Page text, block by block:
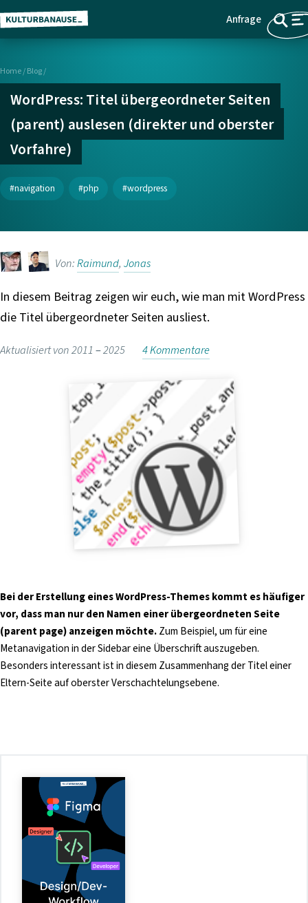
Z
u
H
i
l
t
s
r
i
g
Menü
Anfrage
Home/Blog /
WordPress: Titel übergeordneter Seiten
(parent) auslesen (direkter und oberster
Vorfahre)
navigation php wordpress
Von:Raimund,Jonas
In diesem Beitrag zeigen wir euch, wie man mit WordPress
die Titel übergeordneter Seiten ausliest.
Aktualisiert von 2011 –2025 4 Kommentare
Bei der Erstellung eines WordPress-Themes kommt es häufiger
vor, dass man nur den Namen einer übergeordneten Seite
(parent page) anzeigen möchte.Zum Beispiel, um für eine
Metanavigation in der Sidebar eine Überschrift auszugeben.
Besonders interessant ist in diesem Zusammenhang der Titel einer
Eltern-Seite auf oberster Verschachtelungsebene.